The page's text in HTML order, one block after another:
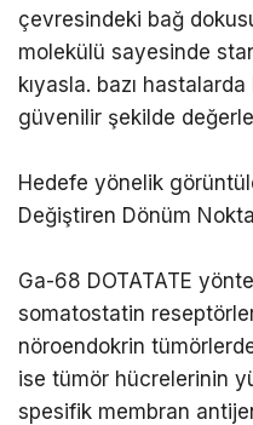
çevresindeki bağ
molekülü sayesinde
kıyasla. bazı hastalarda
güvenilir şekilde
Hedefe yönelik
Değiştiren Dönüm
Ga-68 DOTATATE
somatostatin
nöroendokrin
ise tümör hücrelerinin
spesifik membran